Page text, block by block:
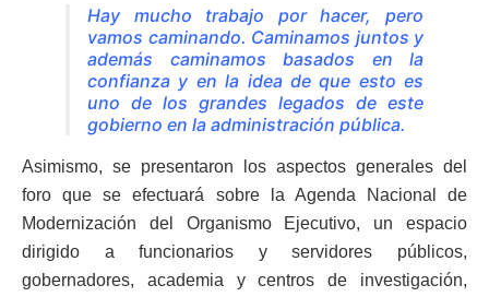
Hay mucho trabajo por hacer, pero
vamos caminando. Caminamos juntos y
además caminamos basados en la
confianza y en la idea de que esto es
uno de los grandes legados de este
gobierno en la administración pública.
Asimismo, se presentaron los aspectos generales del
foro que se efectuará sobre la Agenda Nacional de
Modernización del Organismo Ejecutivo, un espacio
dirigido a funcionarios y servidores públicos,
gobernadores, academia y centros de investigación,